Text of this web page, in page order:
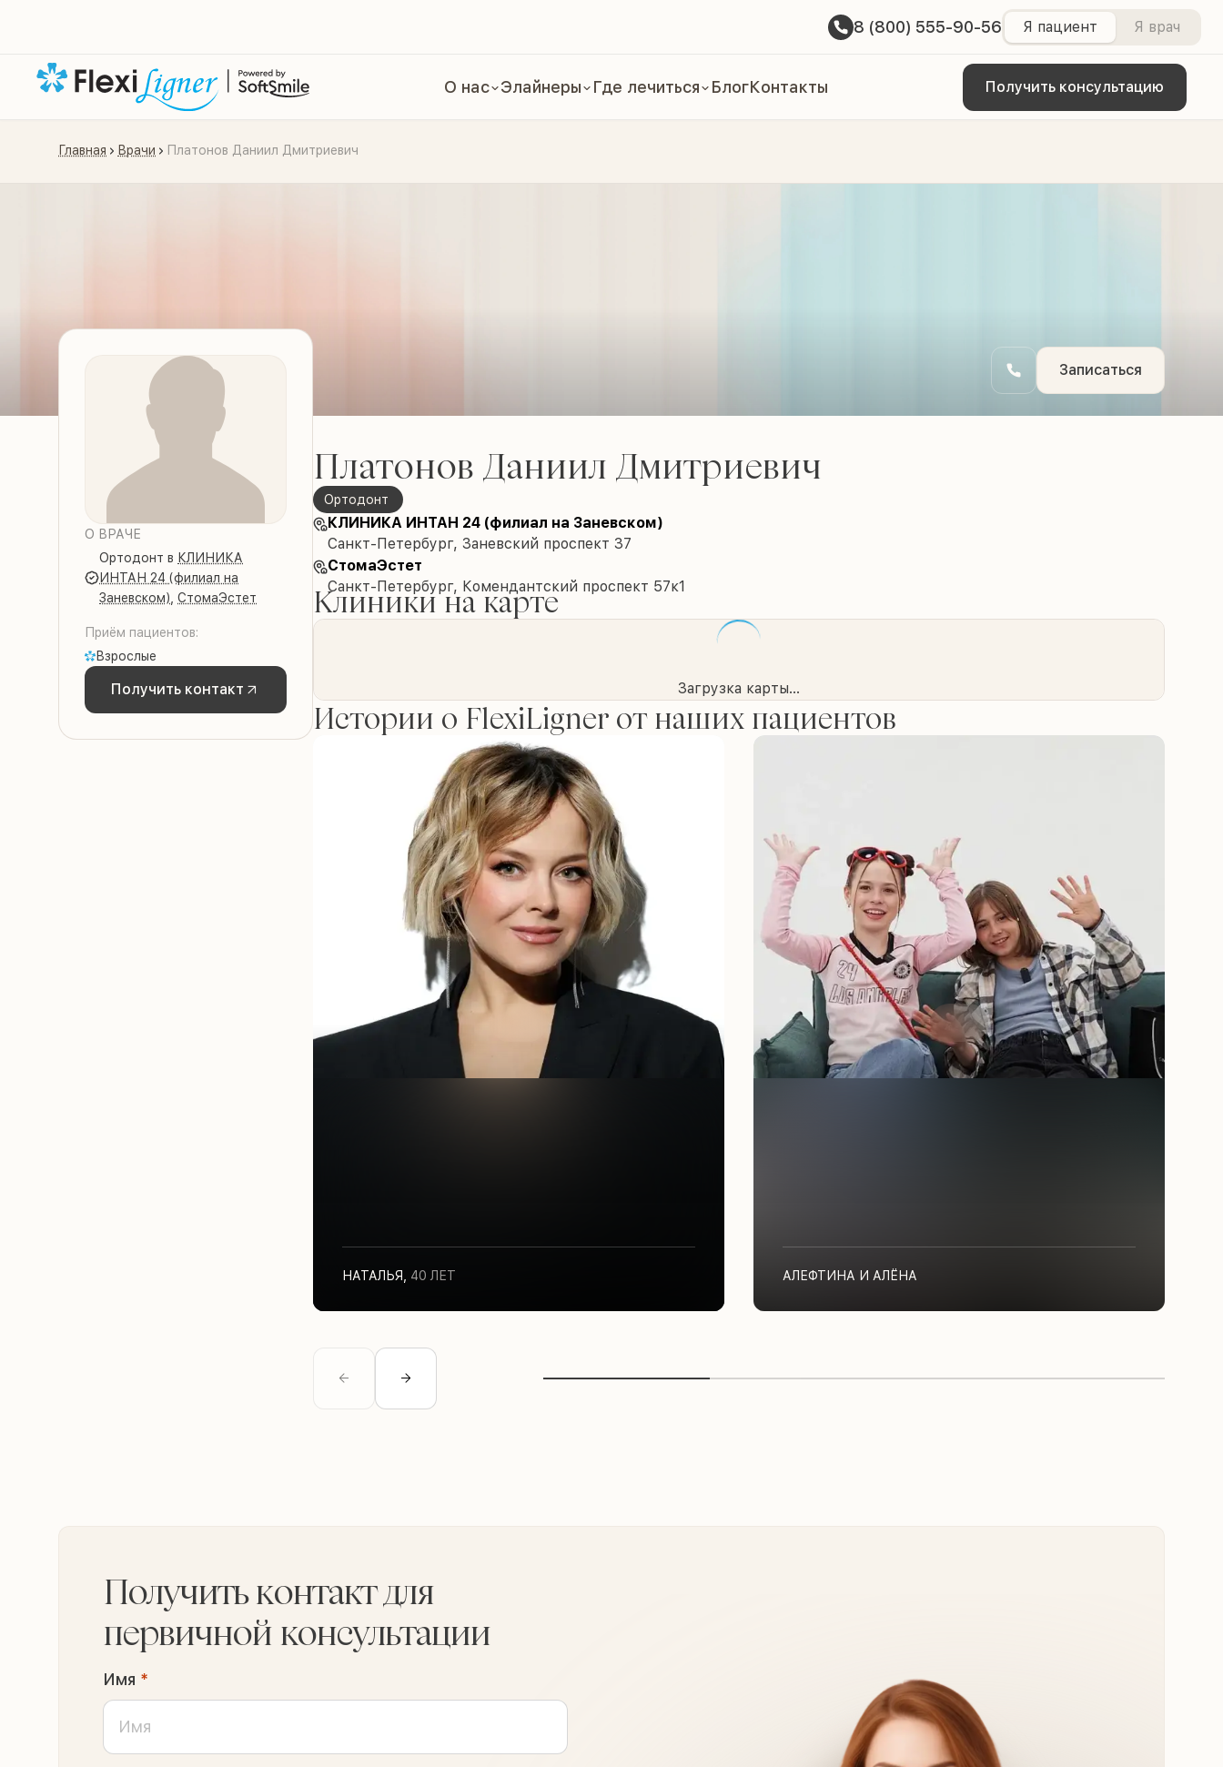
8 (800) 555-90-56 Я пациент Я врач
О нас Элайнеры Где лечиться БлогКонтакты Получить консультацию
Главная Врачи Платонов Даниил Дмитриевич
Записаться
О ВРАЧЕ
ортодонт в КЛИНИКА
ИНТАН 24 (филиал на
Заневском) СтомаЭстет
Приём пациентов:
Взрослые
Получить контакт
Платонов Даниил Дмитриевич
ортодонт
КЛИНИКА ИНТАН 24 (филиал на Заневском)
Санкт-Петербург, Заневский проспект 37
СтомаЭстет
Санкт-Петербург, Комендантский проспект 57к1
Клиники на карте
Загрузка карты...
Истории о FlexiLigner от наших пациентов
НАТАЛЬЯ 40 ЛЕТ АЛЕФТИНА И АЛЁНА
Получить контакт для
первичной консультации
Имя *